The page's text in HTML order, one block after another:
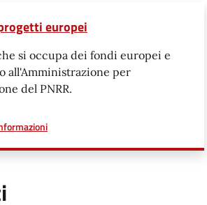
europei
si occupa dei fondi europei e
all'Amministrazione per
del PNRR.
a proposito di